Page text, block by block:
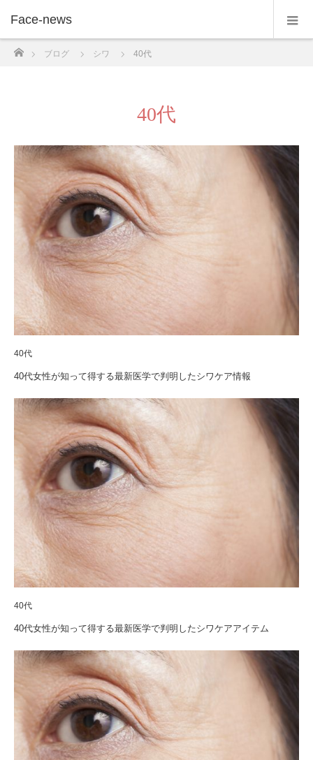
Face-news
ブログ シワ 40代
40代
40代
40代女性が知って得する最新医学で判明したシワケア情報
40代
40代女性が知って得する最新医学で判明したシワケアアイテム